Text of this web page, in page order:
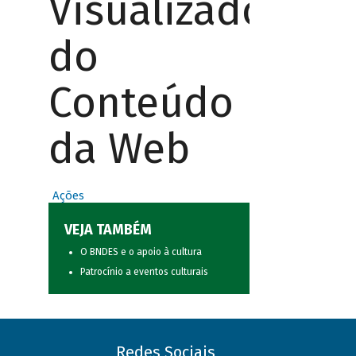
Visualizador
do
Conteúdo
da Web
Ações
VEJA TAMBÉM
O BNDES e o apoio à cultura
Patrocínio a eventos culturais
Redes Sociais